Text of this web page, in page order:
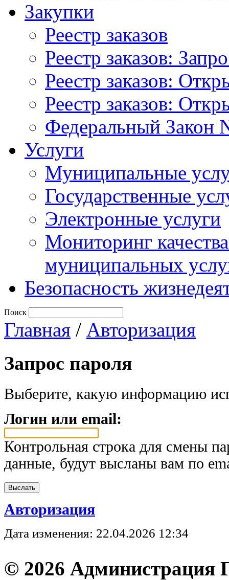
Закупки
Реестр заказов
Реестр заказов:
Реестр заказов:
Реестр заказов:
Федеральный Закон
Услуги
Муниципальные
Государственные
Электронные услуги
Мониторинг
муниципальных
Безопасность
Поиск
Главная / Авторизация
Запрос пароля
Выберите, какую информацию
Логин или email:
Контрольная строка для смены
данные, будут высланы вам по
Авторизация
Дата изменения: 22.04.2026 12:34
© 2026 Администрация